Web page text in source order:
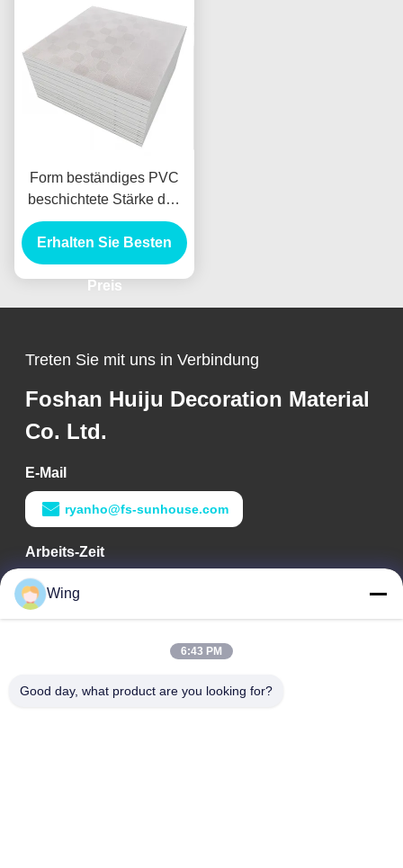
Form beständiges PVC
beschichtete Stärke des
Gips-Decken-Fliesen-
Leichtgewichtler-7mm
Erhalten Sie Besten
Preis
Treten Sie mit uns in Verbindung
Foshan Huiju Decoration Material
Co. Ltd.
E-Mail
ryanho@fs-sunhouse.com
Arbeits-Zeit
9:00-18:00
Unsere Adresse
Adresse des Unternehmens
Nanhai-Bezirk, Foshan-Stadt
Wing
6:43 PM
Good day, what product are you looking for?